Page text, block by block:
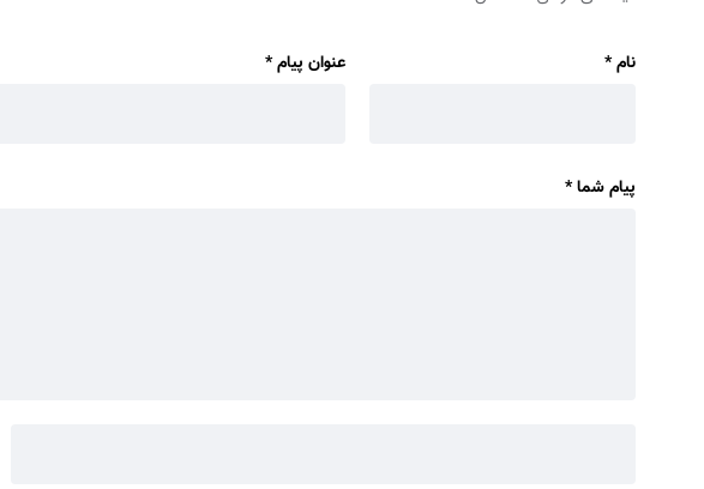
نام* عنوان پیام*
پیام شما*